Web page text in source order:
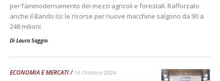
per l’ammodernamento dei mezzi agricoli e forestali. Rafforzato
anche il Bando Isi: le risorse per nuove macchine salgono da 90 a
248 milioni
Di Laura Saggio
ECONOMIA E MERCATI 13 Ottobre 2024